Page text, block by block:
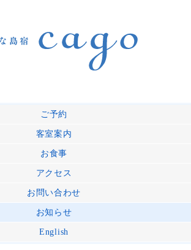
ご予約
客室案内
お食事
アクセス
お問い合わせ
お知らせ
English